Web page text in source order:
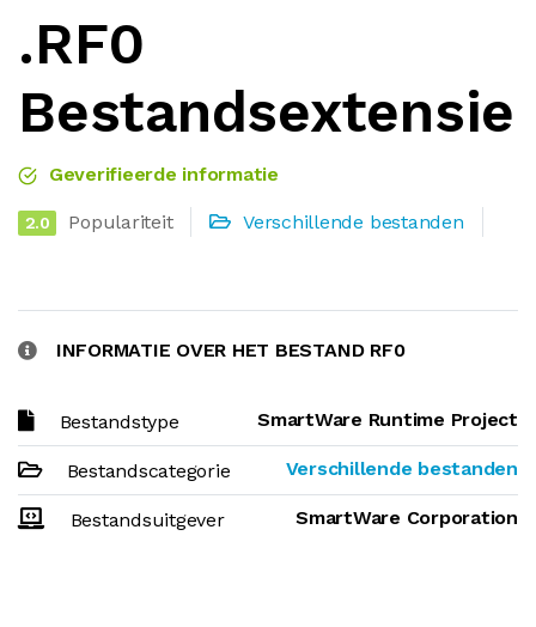
.RF0
Bestandsextensie
Geverifieerde informatie
2.0 Populariteit Verschillende bestanden
INFORMATIE OVER HET BESTAND RF0
Bestandstype SmartWare Runtime Project
Bestandscategorie Verschillende bestanden
Bestandsuitgever SmartWare Corporation